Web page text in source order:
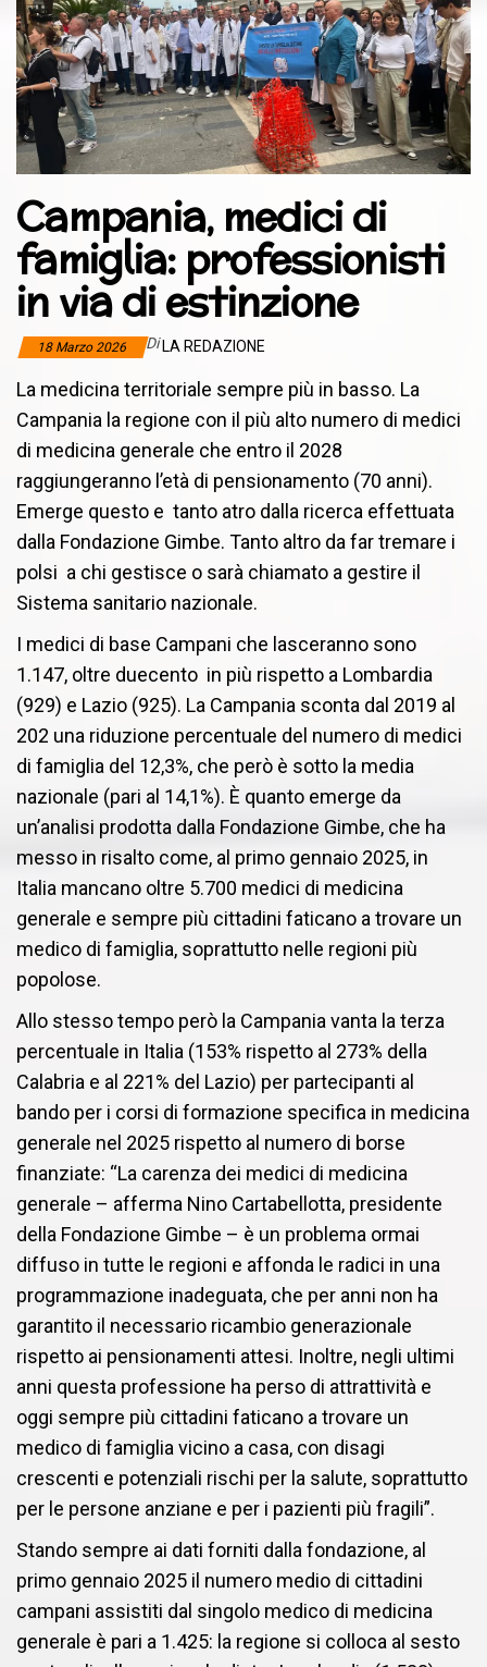
Campania, medici di
famiglia: professionisti
in via di estinzione
18 Marzo 2026 Di LA REDAZIONE
La medicina territoriale sempre più in basso. La
Campania la regione con il più alto numero di medici
di medicina generale che entro il 2028
raggiungeranno l’età di pensionamento (70 anni).
Emerge questo e tanto atro dalla ricerca effettuata
dalla Fondazione Gimbe. Tanto altro da far tremare i
polsi a chi gestisce o sarà chiamato a gestire il
Sistema sanitario nazionale.
I medici di base Campani che lasceranno sono
1.147, oltre duecento in più rispetto a Lombardia
(929) e Lazio (925). La Campania sconta dal 2019 al
202 una riduzione percentuale del numero di medici
di famiglia del 12,3%, che però è sotto la media
nazionale (pari al 14,1%). È quanto emerge da
un’analisi prodotta dalla Fondazione Gimbe, che ha
messo in risalto come, al primo gennaio 2025, in
Italia mancano oltre 5.700 medici di medicina
generale e sempre più cittadini faticano a trovare un
medico di famiglia, soprattutto nelle regioni più
popolose.
Allo stesso tempo però la Campania vanta la terza
percentuale in Italia (153% rispetto al 273% della
Calabria e al 221% del Lazio) per partecipanti al
bando per i corsi di formazione specifica in medicina
generale nel 2025 rispetto al numero di borse
finanziate: “La carenza dei medici di medicina
generale – afferma Nino Cartabellotta, presidente
della Fondazione Gimbe – è un problema ormai
diffuso in tutte le regioni e affonda le radici in una
programmazione inadeguata, che per anni non ha
garantito il necessario ricambio generazionale
rispetto ai pensionamenti attesi. Inoltre, negli ultimi
anni questa professione ha perso di attrattività e
oggi sempre più cittadini faticano a trovare un
medico di famiglia vicino a casa, con disagi
crescenti e potenziali rischi per la salute, soprattutto
per le persone anziane e per i pazienti più fragili”.
Stando sempre ai dati forniti dalla fondazione, al
primo gennaio 2025 il numero medio di cittadini
campani assistiti dal singolo medico di medicina
generale è pari a 1.425: la regione si colloca al sesto